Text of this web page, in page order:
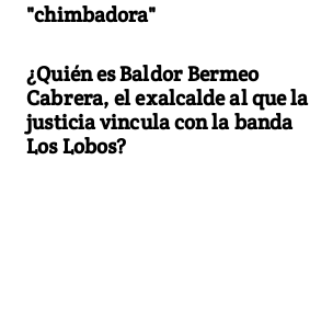
"chimbadora"
¿Quién es Baldor Bermeo
Cabrera, el exalcalde al que la
justicia vincula con la banda
Los Lobos?